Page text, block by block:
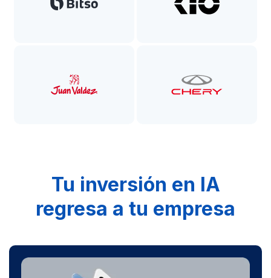
Tu inversión en IA
regresa a tu empresa